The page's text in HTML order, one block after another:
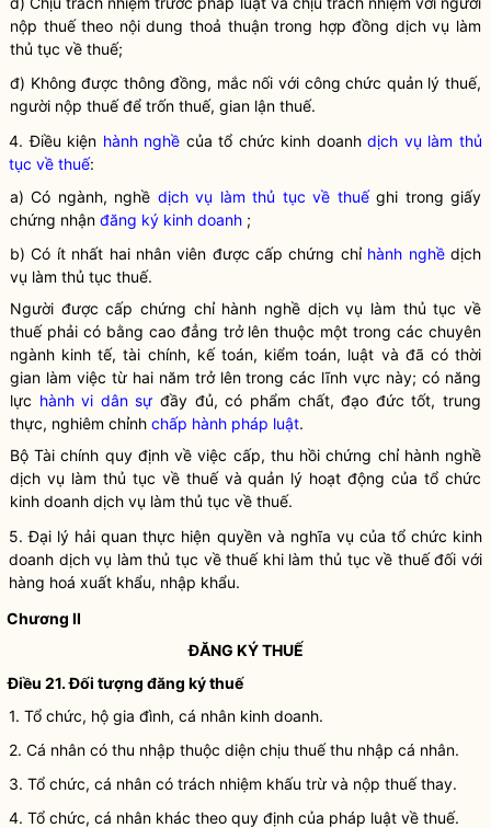
nộp thuếtheo nội dung thoả thuận trong hợp đồng dịch vụ làm
thủ tục về thuế;
đ) Không được thông đồng, mắc nối với công chức quản lý thuế,
người nộp thuếđể trốn thuế, gian lận thuế.
4. Điều kiện hành nghề của tổ chức kinh doanhdịch vụ làm thủ
tục về thuế:
a) Có ngành, nghề dịch vụ làm thủ tục về thuếghi trong giấy
chứng nhận đăng ký kinh doanh ;
b) Có ít nhất hai nhân viên được cấp chứng chỉ hành nghềdịch
vụ làm thủ tục thuế.
Người được cấp chứng chỉ hành nghề dịch vụ làm thủ tục về
thuếphải có bằng cao đẳng trở lên thuộc một trong các chuyên
ngành kinh tế, tài chính, kế toán, kiểm toán, luật và đã có thời
gian làm việc từ hai năm trở lên trong các lĩnh vực này; có năng
lực hành vi dân sự đầy đủ, có phẩm chất, đạo đức tốt, trung
thực, nghiêm chỉnh chấp hành pháp luật.
Bộ Tài chính quy định về việc cấp, thu hồi chứng chỉ hành nghề
dịch vụ làm thủ tục về thuếvà quản lý hoạt động của tổ chức
kinh doanh dịch vụ làm thủ tục về thuế.
5. Đại lý hải quan thực hiện quyền và nghĩa vụ của tổ chức kinh
doanh dịch vụ làm thủ tục về thuếkhi làm thủ tục về thuế đối với
hàng hoá xuất khẩu, nhập khẩu.
Chương II
ĐĂNG KÝ THUẾ
Điều 21. Đối tượng đăng kýthuế
1. Tổ chức, hộ gia đình, cá nhân kinh doanh.
2. Cá nhân có thu nhập thuộc diện chịu thuế thu nhập cá nhân.
3. Tổ chức, cá nhân có trách nhiệm khấu trừ và nộp thuế thay.
4. Tổ chức, cá nhân khác theo quy định của pháp luật về thuế.